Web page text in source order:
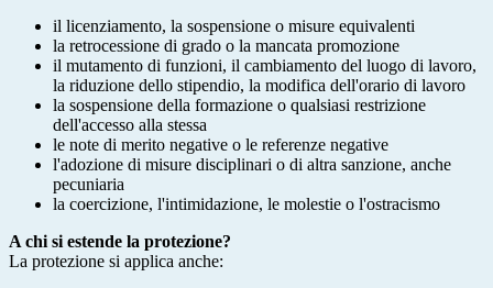
il licenziamento, la sospensione o misure equivalenti
la retrocessione di grado o la mancata promozione
il mutamento di funzioni, il cambiamento del luogo di lavoro,
la riduzione dello stipendio, la modifica dell'orario di lavoro
la sospensione della formazione o qualsiasi restrizione
dell'accesso alla stessa
le note di merito negative o le referenze negative
l'adozione di misure disciplinari o di altra sanzione, anche
pecuniaria
la coercizione, l'intimidazione, le molestie o l'ostracismo
A chi si estende la protezione?
La protezione si applica anche: